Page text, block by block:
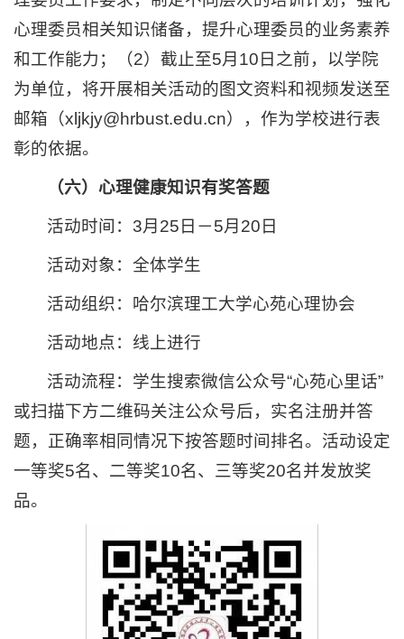
心理委员相关知识储备，提升心理委员的业务素养
和工作能力；（2）截止至5月10日之前，以学院
为单位，将开展相关活动的图文资料和视频发送至
邮箱（xljkjy@hrbust.edu.cn），作为学校进行表
彰的依据。
（六）心理健康知识有奖答题
活动时间：3月25日－5月20日
活动对象：全体学生
活动组织：哈尔滨理工大学心苑心理协会
活动地点：线上进行
活动流程：学生搜索微信公众号“心苑心里话”
或扫描下方二维码关注公众号后，实名注册并答
题，正确率相同情况下按答题时间排名。活动设定
一等奖5名、二等奖10名、三等奖20名并发放奖
品。